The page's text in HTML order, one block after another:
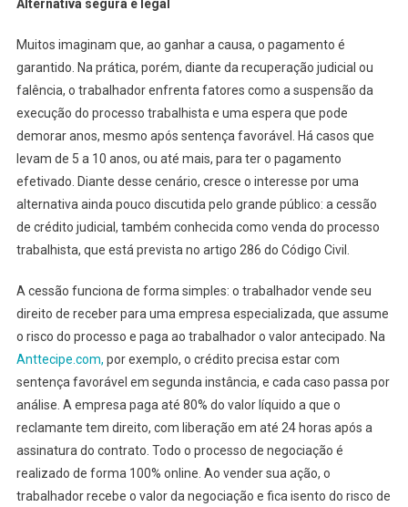
Alternativa segura e legal
Muitos imaginam que, ao ganhar a causa, o pagamento é
garantido. Na prática, porém, diante da recuperação judicial ou
falência, o trabalhador enfrenta fatores como a suspensão da
execução do processo trabalhista e uma espera que pode
demorar anos, mesmo após sentença favorável. Há casos que
levam de 5 a 10 anos, ou até mais, para ter o pagamento
efetivado. Diante desse cenário, cresce o interesse por uma
alternativa ainda pouco discutida pelo grande público: a cessão
de crédito judicial, também conhecida como venda do processo
trabalhista, que está prevista no artigo 286 do Código Civil.
A cessão funciona de forma simples: o trabalhador vende seu
direito de receber para uma empresa especializada, que assume
o risco do processo e paga ao trabalhador o valor antecipado. Na
Anttecipe.com, por exemplo, o crédito precisa estar com
sentença favorável em segunda instância, e cada caso passa por
análise. A empresa paga até 80% do valor líquido a que o
reclamante tem direito, com liberação em até 24 horas após a
assinatura do contrato. Todo o processo de negociação é
realizado de forma 100% online. Ao vender sua ação, o
trabalhador recebe o valor da negociação e fica isento do risco de